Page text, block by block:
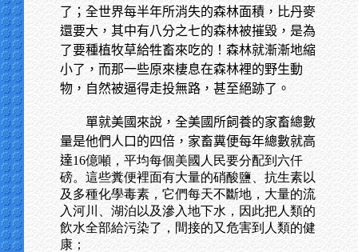
了；全世界每半年所消失的森林面積，比丹麥
還要大，其中有八分之七的森林被摧毀，是為
了要種植牧草給牲畜來吃的！森林就漸漸地縮
小了，而那一些原來棲息在森林裡的野生動
物，自然被逼得走投無路，甚至絕跡了。
單就美國來說，全美國所飼養的家畜總數
量是他們人口的四倍，家畜糞便每年總數就高
達16億噸，平均每個美國人民要分配到六仟
磅。這些糞便裡面有大量的硝酸鹽、抗生素以
及多種化學毒素，它們每天不斷地，大量的流
入河川、湖泊以及滲入地下水，因此把人類的
飲水全部給污染了，間接的又危害到人類的健
康；